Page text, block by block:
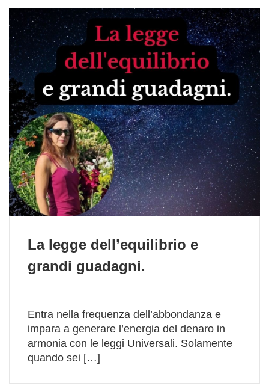
La legge dell’equilibrio e
grandi guadagni.
Entra nella frequenza dell’abbondanza e
impara a generare l’energia del denaro in
armonia con le leggi Universali. Solamente
quando sei […]